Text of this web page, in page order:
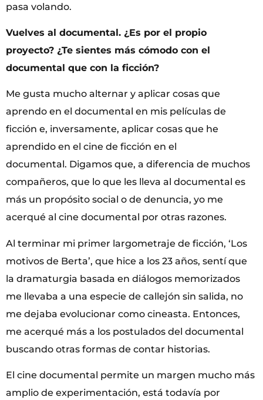
pasa volando.
Vuelves al documental. ¿Es por el propio
proyecto? ¿Te sientes más cómodo con el
documental que con la ficción?
Me gusta mucho alternar y aplicar cosas que
aprendo en el documental en mis películas de
ficción e, inversamente, aplicar cosas que he
aprendido en el cine de ficción en el
documental. Digamos que, a diferencia de muchos
compañeros, que lo que les lleva al documental es
más un propósito social o de denuncia, yo me
acerqué al cine documental por otras razones.
Al terminar mi primer largometraje de ficción, ‘Los
motivos de Berta’, que hice a los 23 años, sentí que
la dramaturgia basada en diálogos memorizados
me llevaba a una especie de callejón sin salida, no
me dejaba evolucionar como cineasta. Entonces,
me acerqué más a los postulados del documental
buscando otras formas de contar historias.
El cine documental permite un margen mucho más
amplio de experimentación, está todavía por